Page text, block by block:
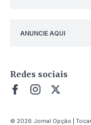
ANUNCIE AQUI
Redes sociais
© 2026 Jornal Opção |